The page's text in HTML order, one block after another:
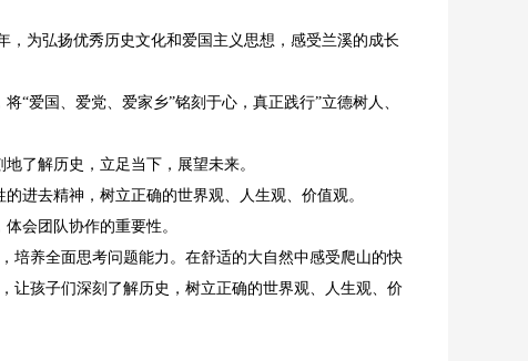
为弘扬优秀历史文化和爱国主义思想，感受兰溪的成长
“爱国、爱党、爱家乡”铭刻于心，真正践行”立德树人、
了解历史，立足当下，展望未来。
进去精神，树立正确的世界观、人生观、价值观。
会团队协作的重要性。
培养全面思考问题能力。在舒适的大自然中感受爬山的快
让孩子们深刻了解历史，树立正确的世界观、人生观、价